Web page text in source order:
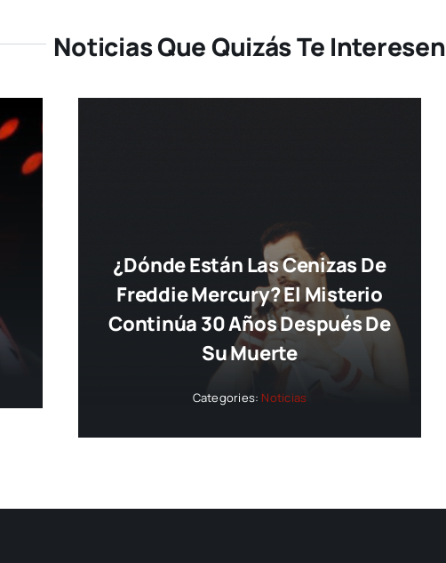
Noticias Que Quizás Te Interesen
¿Dónde Están Las Cenizas De
Freddie Mercury? El Misterio
Continúa 30 Años Después De
Su Muerte
Categories: Noticias